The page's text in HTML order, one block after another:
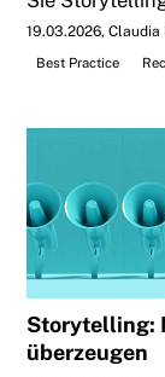
19.03.2026 Claudia
Best Practice
Storytelling:
überzeugen